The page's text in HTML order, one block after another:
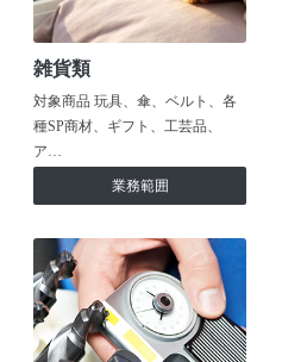
雑貨類
対象商品 玩具、傘、ベルト、各
種SP商材、ギフト、工芸品、
ア…
業務範囲